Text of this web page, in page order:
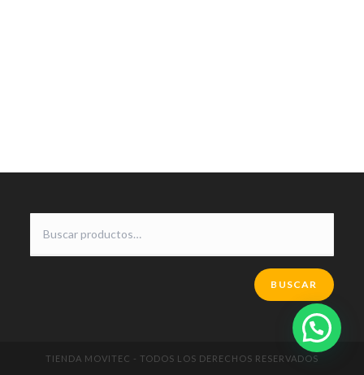
BUSCAR
TIENDA MOVITEC - TODOS LOS DERECHOS RESERVADOS